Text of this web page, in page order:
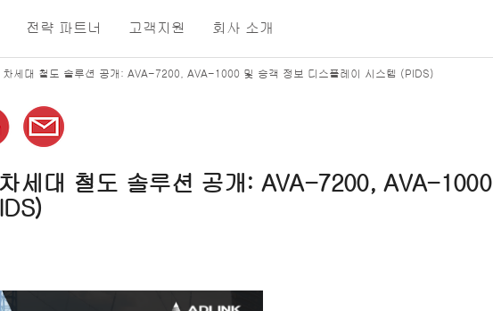
전략 파트너 고객지원 회사 소개
차세대 철도 솔루션 공개: AVA-7200, AVA-1000 및 승객 정보 디스플레이 시스템 (PIDS)
차세대 철도 솔루션 공개 : AVA-7200, AVA-1000